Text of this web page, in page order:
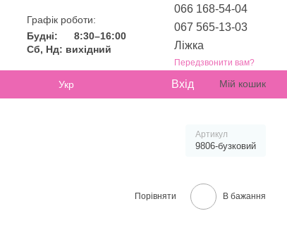
Графік роботи:
Будні:
8:30–16:00
Сб, Нд: вихідний
066 168-54-04
067 565-13-03
Ліжка
Передзвонити вам?
Укр Вхід Мій кошик
Артикул
9806-бузковий
Порівняти В бажання